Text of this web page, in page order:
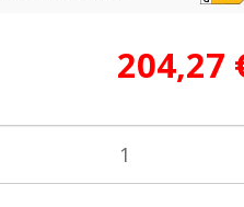
204,27